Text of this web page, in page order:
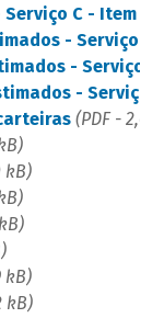
C - Item 3
- Serviço A
- Serviço B
- Serviço
(PDF - 2,6
kB)
kB)
kB)